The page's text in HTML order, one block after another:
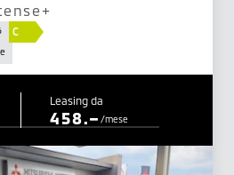
C
Leasing da
458.–/mese